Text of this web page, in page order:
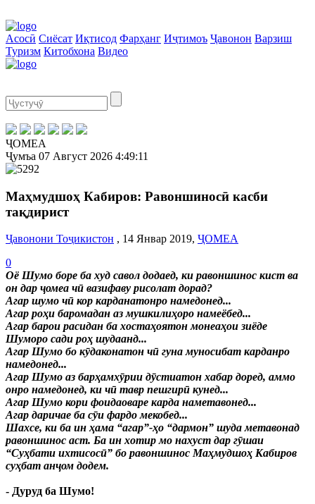
Асосӣ Сиёсат Иқтисод Фарҳанг Иҷтимоъ Ҷавонон Варзиш
Туризм Китобхона Видео
ҶОМЕА
Ҷумъа 07 Август 2026 4:49:12
Маҳмудшоҳ Кабиров: Равоншиносӣ касби
тақдирист
Ҷавонони Тоҷикистон , 14 Январ 2019, ҶОМЕА
0
Оё Шумо боре ба худ савол додаед, ки равоншинос кист ва
он дар ҷомеа чӣ вазифаву рисолат дорад?
Агар шумо чӣ кор карданатонро намедонед...
Агар роҳи баромадан аз мушкилиҳоро намеёбед...
Агар барои расидан ба хостаҳоятон монеаҳои зиёде
Шуморо сади роҳ шудаанд...
Агар Шумо бо кӯдаконатон чӣ гуна муносибат карданро
намедонед...
Агар Шумо аз барҳамхӯрии дӯстиатон хабар доред, аммо
онро намедонед, ки чӣ тавр пешгирӣ кунед...
Агар Шумо кори фоидаоваре карда наметавонед...
Агар даричае ба сӯи фардо мекобед...
Шахсе, ки ба ин ҳама “агар”-ҳо “дармон” шуда метавонад
равоншинос аст. Ба ин хотир мо нахуст дар гӯшаи
“Суҳбати ихтисосӣ” бо равоншинос Маҳмудшоҳ Кабиров
суҳбат анҷом додем.
- Дуруд ба Шумо!